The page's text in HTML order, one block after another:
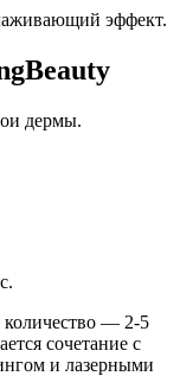
эффект.
дермы.
количество — 2-5
сочетание с
и лазерными